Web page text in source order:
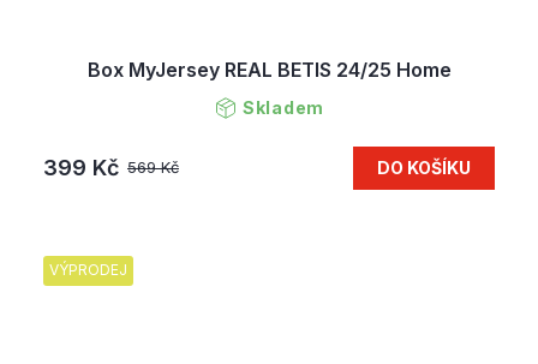
Box MyJersey REAL BETIS 24/25 Home
Skladem
569 Kč
399 Kč DO KOŠÍKU
VÝPRODEJ